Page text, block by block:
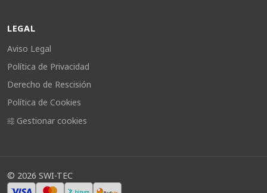
LEGAL
Aviso Legal
Política de Privacidad
Derecho de Rescisión
Política de Cookies
Gestionar cookies
© 2026 SWI-TEC